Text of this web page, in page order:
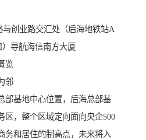
与创业路交汇处（后海地铁站A
导航海信南方大厦
览
邻
部基地中心位置，后海总部基
区，整个区域定向面向央企500
务和居住的制高点，未来将入